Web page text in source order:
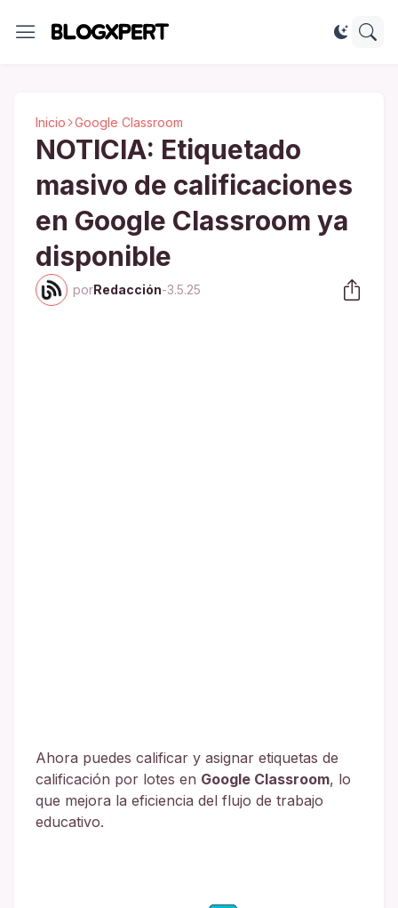
Inicio Google Classroom
NOTICIA: Etiquetado
masivo de calificaciones
en Google Classroom ya
disponible
porRedacción-3.5.25
Ahora puedes calificar y asignar etiquetas de
calificación por lotes en Google Classroom, lo
que mejora la eficiencia del flujo de trabajo
educativo.